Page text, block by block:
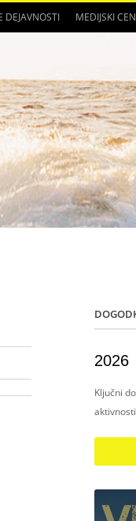
DEJAVNOSTI MEDIJSKI
2026
Ključni